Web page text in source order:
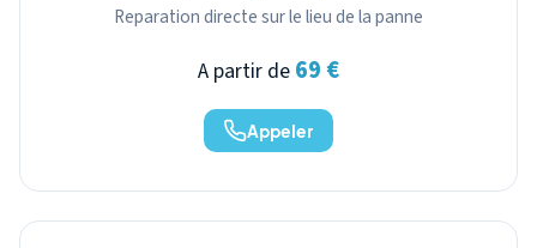
Reparation directe sur le lieu de la panne
A partir de 69 €
Appeler